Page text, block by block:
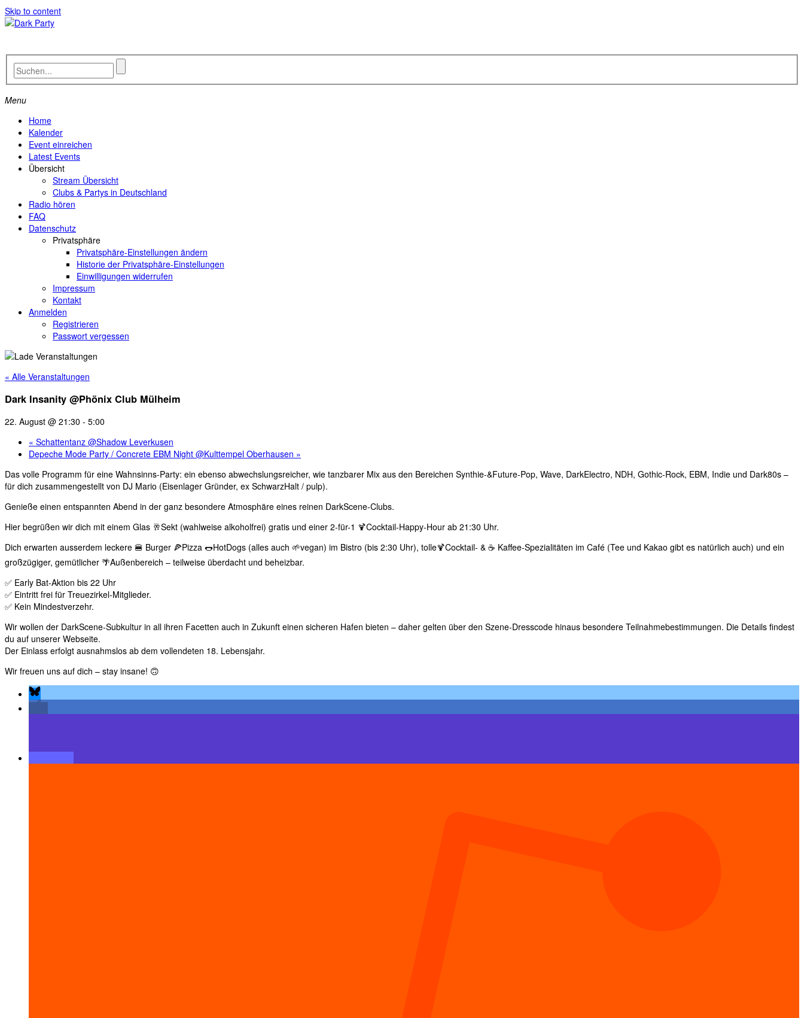
Skip to content
Menu
Home
Kalender
Event einreichen
Latest Events
Übersicht
Stream Übersicht
Clubs & Partys in Deutschland
Radio hören
FAQ
Datenschutz
Privatsphäre
Privatsphäre-Einstellungen ändern
Historie der Privatsphäre-Einstellungen
Einwilligungen widerrufen
Impressum
Kontakt
Anmelden
Registrieren
Passwort vergessen
« Alle Veranstaltungen
Dark Insanity @Phönix Club Mülheim
22. August @ 21:30 - 5:00
« Schattentanz @Shadow Leverkusen
Depeche Mode Party / Concrete EBM Night @Kulttempel Oberhausen »
Das volle Programm für eine Wahnsinns-Party: ein ebenso abwechslungsreicher, wie tanzbarer Mix aus den Bereichen Synthie-&Future-Pop, Wave, DarkElectro, NDH, Gothic-Rock, EBM, Indie und Dark80s –
für dich zusammengestellt von DJ Mario (Eisenlager Gründer, ex SchwarzHalt / pulp).
Genieße einen entspannten Abend in der ganz besondere Atmosphäre eines reinen DarkScene-Clubs.
Hier begrüßen wir dich mit einem Glas 🥂Sekt (wahlweise alkoholfrei) gratis und einer 2-für-1 🍹Cocktail-Happy-Hour ab 21:30 Uhr.
Dich erwarten ausserdem leckere 🍔 Burger 🍕Pizza 🌭HotDogs (alles auch 🌱vegan) im Bistro (bis 2:30 Uhr), tolle🍹Cocktail- & ☕️ Kaffee-Spezialitäten im Café (Tee und Kakao gibt es natürlich auch) und ein
großzügiger, gemütlicher 🌴Außenbereich – teilweise überdacht und beheizbar.
✅ Early Bat-Aktion bis 22 Uhr
✅ Eintritt frei für Treuezirkel-Mitglieder.
✅ Kein Mindestverzehr.
Wir wollen der DarkScene-Subkultur in all ihren Facetten auch in Zukunft einen sicheren Hafen bieten – daher gelten über den Szene-Dresscode hinaus besondere Teilnahmebestimmungen. Die Details findest
du auf unserer Webseite.
Der Einlass erfolgt ausnahmslos ab dem vollendeten 18. Lebensjahr.
Wir freuen uns auf dich – stay insane! 🙃